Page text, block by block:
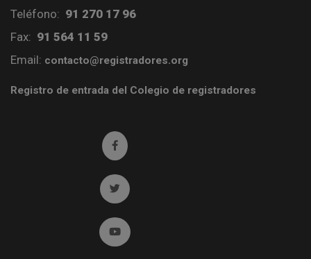
Teléfono: 91 270 17 96
Fax: 91 564 11 59
Email: contacto@registradores.org
Registro de entrada del Colegio de registradores
Ir a facebook (abre en ventana nueva)
Ir a twitter (abre en ventana nueva)
Ir a YouTube (abre en ventana nueva)